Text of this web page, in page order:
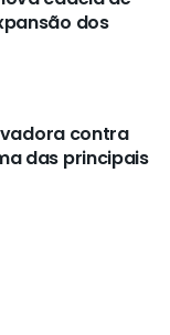
dos
contra
das principais